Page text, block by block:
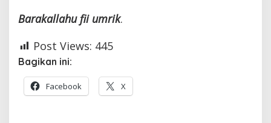
Barakallahu fii umrik.
Post Views: 445
Bagikan ini:
Facebook X